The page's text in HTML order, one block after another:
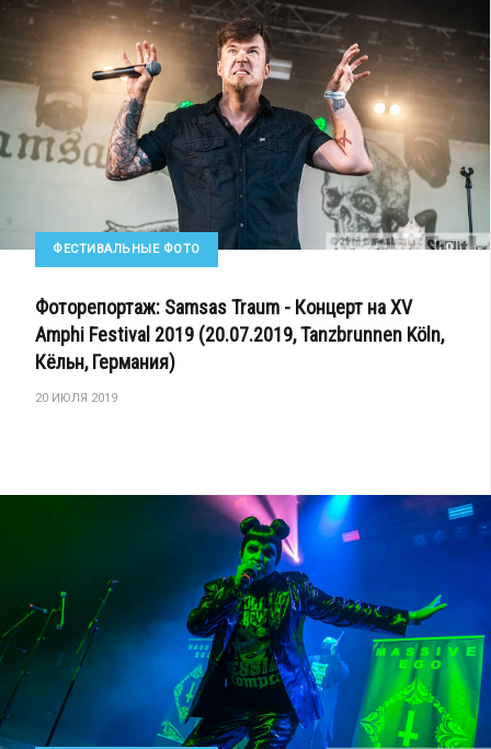
ФЕСТИВАЛЬНЫЕ ФОТО
Фоторепортаж: Samsas Traum - Концерт на XV
Amphi Festival 2019 (20.07.2019, Tanzbrunnen Köln,
Кёльн, Германия)
20 ИЮЛЯ 2019